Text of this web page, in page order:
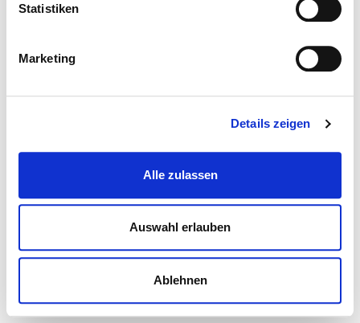
Statistiken
Marketing
Details zeigen
Alle zulassen
Auswahl erlauben
Ablehnen